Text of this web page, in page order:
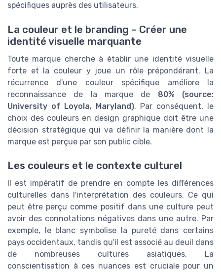
spécifiques auprès des utilisateurs.
La couleur et le branding – Créer une
identité visuelle marquante
Toute marque cherche à établir une identité visuelle
forte et la couleur y joue un rôle prépondérant. La
récurrence d'une couleur spécifique améliore la
reconnaissance de la marque de 80%
(source:
University of Loyola, Maryland). Par conséquent, le
choix des couleurs en design graphique doit être une
décision stratégique qui va définir la manière dont la
marque est perçue par son public cible.
Les couleurs et le contexte culturel
Il est impératif de prendre en compte les différences
culturelles dans l'interprétation des couleurs. Ce qui
peut être perçu comme positif dans une culture peut
avoir des connotations négatives dans une autre. Par
exemple, le blanc symbolise la pureté dans certains
pays occidentaux, tandis qu'il est associé au deuil dans
de nombreuses cultures asiatiques. La
conscientisation à ces nuances est cruciale pour un